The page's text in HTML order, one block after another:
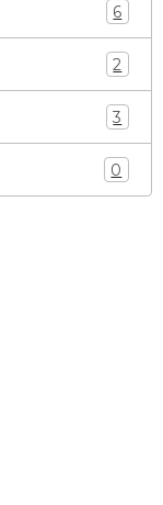
6
2
3
0